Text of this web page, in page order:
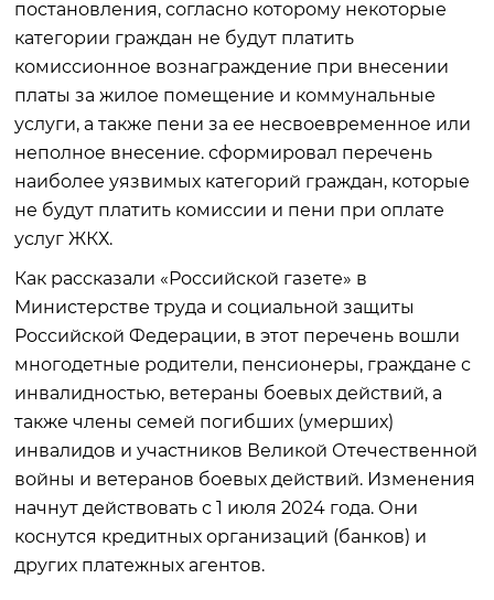
постановления, согласно которому некоторые
категории граждан не будут платить
комиссионное вознаграждение при внесении
платы за жилое помещение и коммунальные
услуги, а также пени за ее несвоевременное или
неполное внесение. сформировал перечень
наиболее уязвимых категорий граждан, которые
не будут платить комиссии и пени при оплате
услуг ЖКХ.
Как рассказали «Российской газете» в
Министерстве труда и социальной защиты
Российской Федерации, в этот перечень вошли
многодетные родители, пенсионеры, граждане с
инвалидностью, ветераны боевых действий, а
также члены семей погибших (умерших)
инвалидов и участников Великой Отечественной
войны и ветеранов боевых действий. Изменения
начнут действовать с 1 июля 2024 года. Они
коснутся кредитных организаций (банков) и
других платежных агентов.